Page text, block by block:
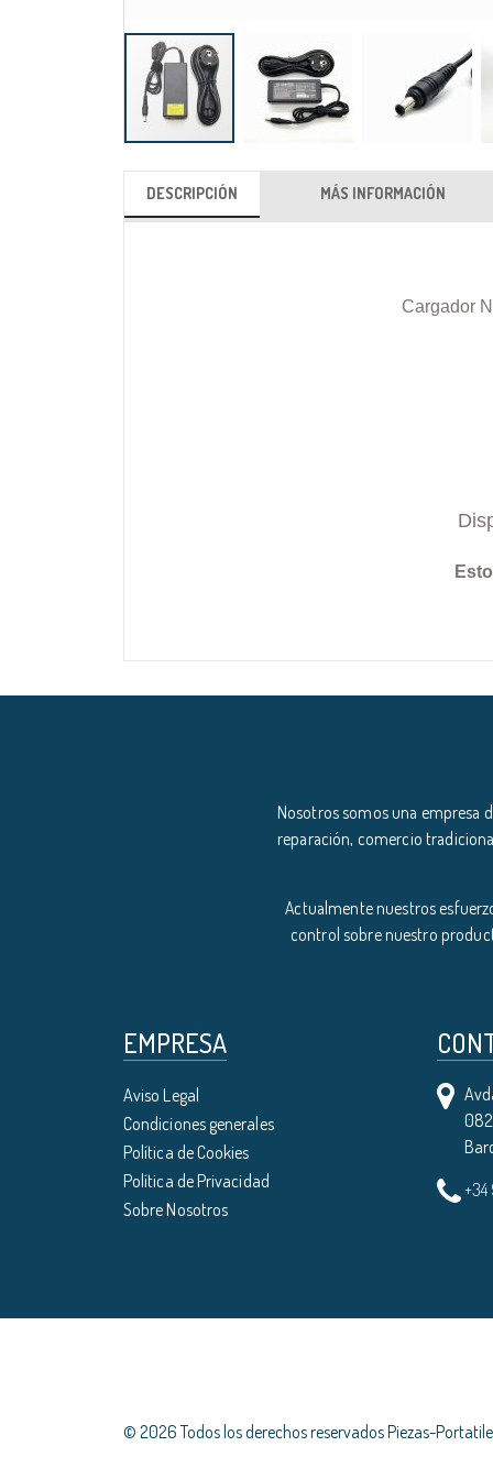
DESCRIPCIÓN
Cargador
MÁS INFORMACIÓN
Nosotros somos una empresa
reparación, comercio
Actualmente nuestros
control sobre nuestro
EMPRESA
Aviso Legal
Condiciones generales
Política de Cookies
Política de Privacidad
Sobre Nosotros
© 2026 Todos los derechos reservados Piezas-